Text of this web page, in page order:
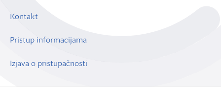
Kontakt
Pristup informacijama
Izjava o pristupačnosti